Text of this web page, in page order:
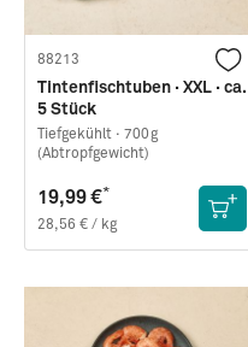
88213
Tintenfischtuben · XXL · ca.
5 Stück
Tiefgekühlt · 700g
(Abtropfgewicht)
19,99 €*
28,56 € / kg